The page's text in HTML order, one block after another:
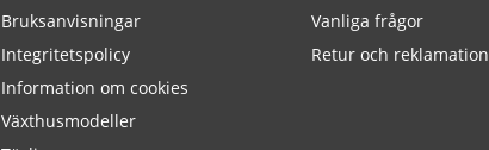
Bruksanvisningar
Integritetspolicy
Information om cookies
Växthusmodeller
Vanliga frågor
Retur och reklamation